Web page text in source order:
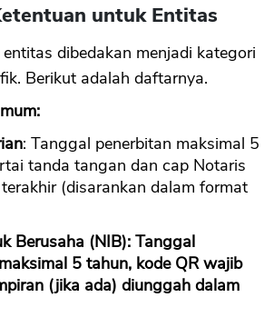
untuk Entitas
dibedakan menjadi kategori
Berikut adalah daftarnya.
: Tanggal penerbitan maksimal 5
tanda tangan dan cap Notaris
(disarankan dalam format
Berusaha (NIB): Tanggal
5 tahun, kode QR wajib
(jika ada) diunggah dalam